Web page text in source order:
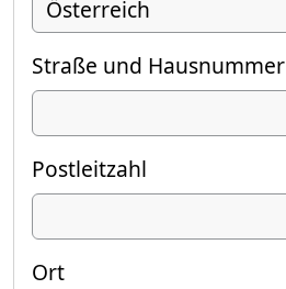
Straße und Hausnummer
Postleitzahl
Ort